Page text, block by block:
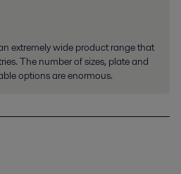
extremely wide product range that
The number of sizes, plate and
options are enormous.